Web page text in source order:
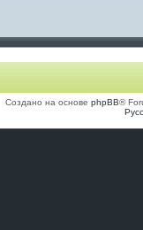
Создано на основе phpBB®